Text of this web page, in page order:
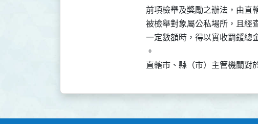
前項檢舉及獎勵之辦法，由直
被檢舉對象屬公私場所，且經
一定數額時，得以實收罰鍰總
。
直轄市、縣（市）主管機關對